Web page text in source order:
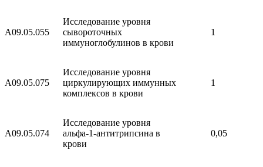
A09.05.055
Исследование уровня
сывороточных
иммуноглобулинов в крови
1
A09.05.075
Исследование уровня
циркулирующих иммунных
комплексов в крови
1
A09.05.074
Исследование уровня
альфа-1-антитрипсина в
крови
0,05